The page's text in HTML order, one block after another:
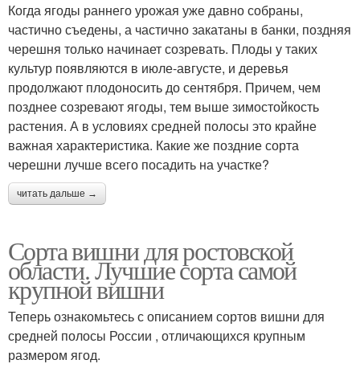
Когда ягоды раннего урожая уже давно собраны,
частично съедены, а частично закатаны в банки, поздняя
черешня только начинает созревать. Плоды у таких
культур появляются в июле-августе, и деревья
продолжают плодоносить до сентября. Причем, чем
позднее созревают ягоды, тем выше зимостойкость
растения. А в условиях средней полосы это крайне
важная характеристика. Какие же поздние сорта
черешни лучше всего посадить на участке?
читать дальше →
Сорта вишни для ростовской
области. Лучшие сорта самой
крупной вишни
Теперь ознакомьтесь с описанием сортов вишни для
средней полосы России , отличающихся крупным
размером ягод.